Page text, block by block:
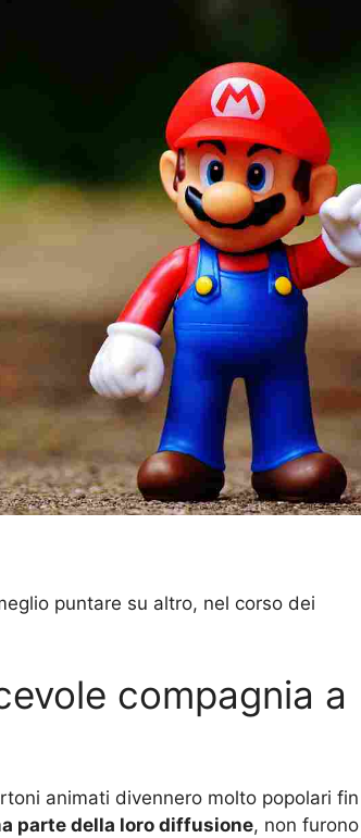
puntare su altro, nel corso dei
compagnia a
animati divennero molto popolari fin
parte della loro diffusione, non furono